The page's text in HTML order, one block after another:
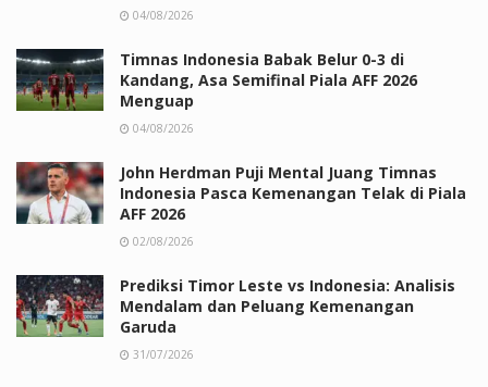
04/08/2026
Timnas Indonesia Babak Belur 0-3 di
Kandang, Asa Semifinal Piala AFF 2026
Menguap
04/08/2026
John Herdman Puji Mental Juang Timnas
Indonesia Pasca Kemenangan Telak di Piala
AFF 2026
02/08/2026
Prediksi Timor Leste vs Indonesia: Analisis
Mendalam dan Peluang Kemenangan
Garuda
31/07/2026